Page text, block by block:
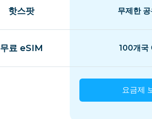
핫스팟 무제한
무료 eSIM 100개국
요금제